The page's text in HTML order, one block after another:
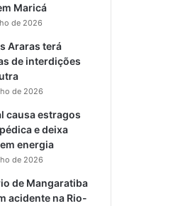
Maricá
de 2026
Araras terá
de interdições
de 2026
causa estragos
e deixa
energia
de 2026
de Mangaratiba
acidente na Rio-